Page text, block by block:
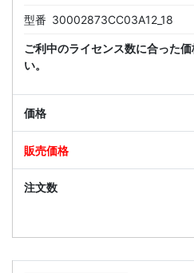
型番 30002873CC03A12_18
ご利中のライセンス数に合った
い。